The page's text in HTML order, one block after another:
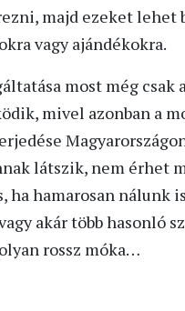
majd ezeket lehet
vagy ajándékokra.
most még csak
mivel azonban a
látszik, nem érhet
ha hamarosan nálunk is
akár több hasonló
rossz móka…